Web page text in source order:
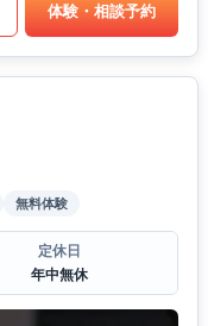
体験・相談予約
無料体験
定休日
年中無休